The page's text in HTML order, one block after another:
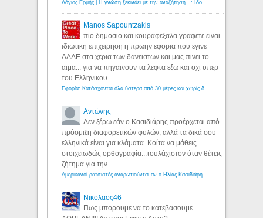
Manos Sapountzakis
πιο δημοσιο και κουραφεξαλα γραφετε ειναι
ιδιωτικη επιχειρηση η πρωην εφορια που εγινε
ΑΑΔΕ στα χερια των δανειστων και μας πινει το
αιμα... για να πηγαινουν τα λεφτα εξω και οχι υπερ
του Ελληνικου...
Αντώνης
Δεν ξέρω εάν ο Κασιδιάρης προέρχεται από
πρόσμιξη διαφορετικών φυλών, αλλά τα δικά σου
ελληνικά είναι για κλάματα. Κοίτα να μάθεις
στοιχειωδώς ορθογραφία...τουλάχιστον όταν θέτεις
ζήτημα για την...
Νικολαος46
Πως μπορουμε να το κατεβασουμε